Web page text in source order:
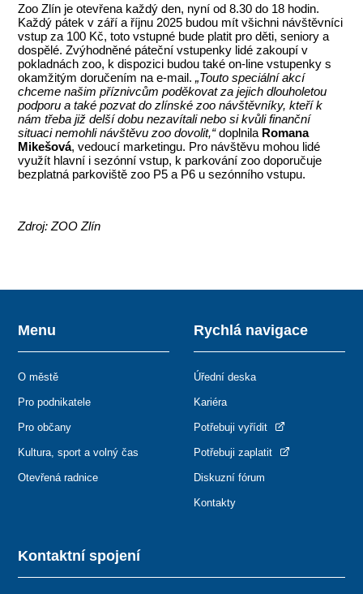
Zoo Zlín je otevřena každý den, nyní od 8.30 do 18 hodin.
Každý pátek v září a říjnu 2025 budou mít všichni návštěvníci
vstup za 100 Kč, toto vstupné bude platit pro děti, seniory a
dospělé. Zvýhodněné páteční vstupenky lidé zakoupí v
pokladnách zoo, k dispozici budou také on-line vstupenky s
okamžitým doručením na e-mail.„Touto speciální akcí
chceme našim příznivcům poděkovat za jejich dlouholetou
podporu a také pozvat do zlínské zoo návštěvníky, kteří k
nám třeba již delší dobu nezavítali nebo si kvůli finanční
situaci nemohli návštěvu zoo dovolit,“doplnila Romana
Mikešová, vedoucí marketingu. Pro návštěvu mohou lidé
využít hlavní i sezónní vstup, k parkování zoo doporučuje
bezplatná parkoviště zoo P5 a P6 u sezónního vstupu.
Zdroj: ZOO Zlín
Kontaktní spojení
Menu
O městě
Pro podnikatele
Pro občany
Kultura, sport a volný čas
Otevřená radnice
Rychlá navigace
Úřední deska
Kariéra
Potřebuji vyřídit
Potřebuji zaplatit
Diskuzní fórum
Kontakty